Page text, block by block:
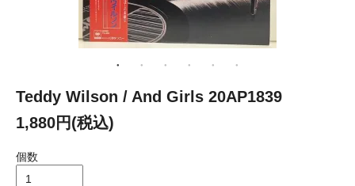
Teddy Wilson / And Girls 20AP1839
1,880円(税込)
個数